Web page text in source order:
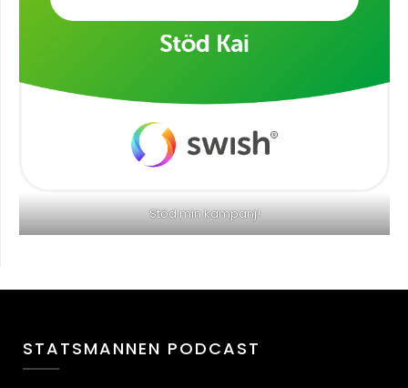
Stöd min kampanj!
STATSMANNEN PODCAST